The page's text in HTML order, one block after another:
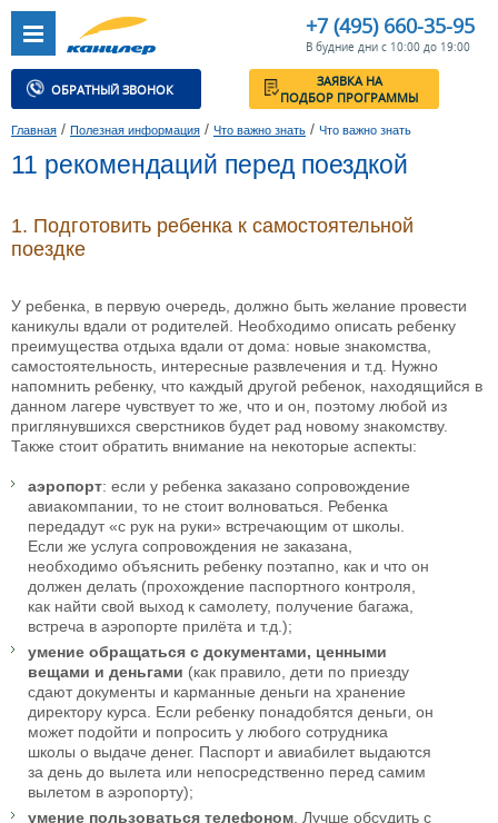
+7 (495) 660-35-95
В будние дни с 10:00 до 19:00
ОБРАТНЫЙ ЗВОНОК
ЗАЯВКА НА
ПОДБОР ПРОГРАММЫ
Главная / Полезная информация / Что важно знать / Что важно знать
11 рекомендаций перед поездкой
1. Подготовить ребенка к самостоятельной
поездке
У ребенка, в первую очередь, должно быть желание провести
каникулы вдали от родителей. Необходимо описать ребенку
преимущества отдыха вдали от дома: новые знакомства,
самостоятельность, интересные развлечения и т.д. Нужно
напомнить ребенку, что каждый другой ребенок, находящийся в
данном лагере чувствует то же, что и он, поэтому любой из
приглянувшихся сверстников будет рад новому знакомству.
Также стоит обратить внимание на некоторые аспекты:
аэропорт: если у ребенка заказано сопровождение
авиакомпании, то не стоит волноваться. Ребенка
передадут «с рук на руки» встречающим от школы.
Если же услуга сопровождения не заказана,
необходимо объяснить ребенку поэтапно, как и что он
должен делать (прохождение паспортного контроля,
как найти свой выход к самолету, получение багажа,
встреча в аэропорте прилёта и т.д.);
умение обращаться с документами, ценными
вещами и деньгами (как правило, дети по приезду
сдают документы и карманные деньги на хранение
директору курса. Если ребенку понадобятся деньги, он
может подойти и попросить у любого сотрудника
школы о выдаче денег. Паспорт и авиабилет выдаются
за день до вылета или непосредственно перед самим
вылетом в аэропорту);
умение пользоваться телефоном . Лучше обсудить с